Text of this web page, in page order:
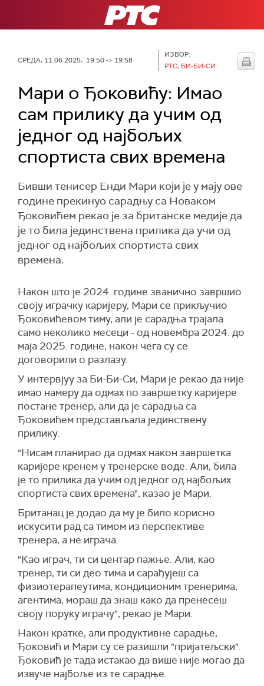
РТС
СРЕДА, 11.06.2025, 19:50 -> 19:58
ИЗВОР:
РТС, БИ-БИ-СИ
Мари о Ђоковићу: Имао
сам прилику да учим од
једног од најбољих
спортиста свих времена
Бивши тенисер Енди Мари који је у мају ове
године прекинуо сарадњу са Новаком
Ђоковићем рекао је за британске медије да
је то била јединствена прилика да учи од
једног од најбољих спортиста свих
времена.
Након што је 2024. године званично завршио
своју играчку каријеру, Мари се прикључио
Ђоковићевом тиму, али је сарадња трајала
само неколико месеци - од новембра 2024. до
маја 2025. године, након чега су се
договорили о разлазу.
У интервјуу за Би-Би-Си, Мари је рекао да није
имао намеру да одмах по завршетку каријере
постане тренер, али да је сарадња са
Ђоковићем представљала јединствену
прилику.
"Нисам планирао да одмах након завршетка
каријере кренем у тренерске воде. Али, била
је то прилика да учим од једног од најбољих
спортиста свих времена", казао је Мари.
Британац је додао да му је било корисно
искусити рад са тимом из перспективе
тренера, а не играча.
"Као играч, ти си центар пажње. Али, као
тренер, ти си део тима и сарађујеш са
физиотерапеутима, кондиционим тренерима,
агентима, мораш да знаш како да пренесеш
своју поруку играчу", рекао је Мари.
Након кратке, али продуктивне сарадње,
Ђоковић и Мари су се разишли "пријатељски".
Ђоковић је тада истакао да више није могао да
извуче најбоље из те сарадње.